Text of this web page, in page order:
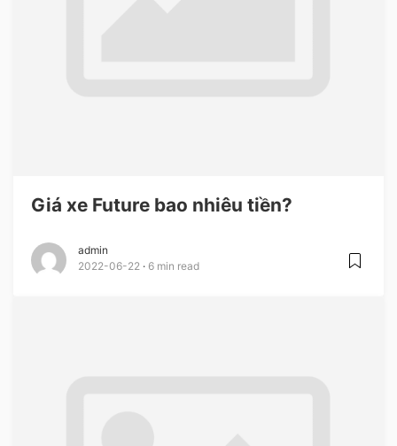
Giá xe Future bao nhiêu tiền?
admin
2022-06-22
6 min read